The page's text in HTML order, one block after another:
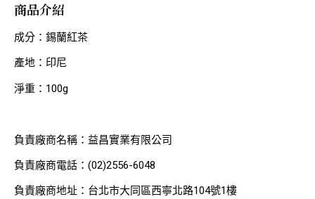
商品介紹
成分：錫蘭紅茶
產地：印尼
淨重：100g
負責廠商名稱：益昌實業有限公司
負責廠商電話：(02)2556-6048
負責廠商地址：台北市大同區西寧北路104號1樓